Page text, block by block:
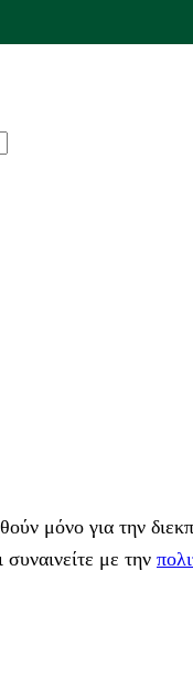
μόνο για την
με την